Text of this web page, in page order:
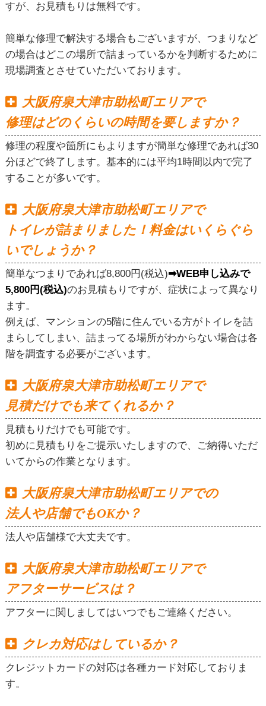
すが、お見積もりは無料です。
簡単な修理で解決する場合もございますが、つまりなど
の場合はどこの場所で詰まっているかを判断するために
現場調査とさせていただいております。
大阪府泉大津市助松町エリアで
修理はどのくらいの時間を要しますか？
修理の程度や箇所にもよりますが簡単な修理であれば30
分ほどで終了します。基本的には平均1時間以内で完了
することが多いです。
大阪府泉大津市助松町エリアで
トイレが詰まりました！料金はいくらぐら
いでしょうか？
簡単なつまりであれば8,800円(税込)➡WEB申し込みで
5,800円(税込)のお見積もりですが、症状によって異なり
ます。
例えば、マンションの5階に住んでいる方がトイレを詰
まらしてしまい、詰まってる場所がわからない場合は各
階を調査する必要がございます。
大阪府泉大津市助松町エリアで
見積だけでも来てくれるか？
見積もりだけでも可能です。
初めに見積もりをご提示いたしますので、ご納得いただ
いてからの作業となります。
大阪府泉大津市助松町エリアでの
法人や店舗でもOKか？
法人や店舗様で大丈夫です。
大阪府泉大津市助松町エリアで
アフターサービスは？
アフターに関しましてはいつでもご連絡ください。
クレカ対応はしているか？
クレジットカードの対応は各種カード対応しておりま
す。